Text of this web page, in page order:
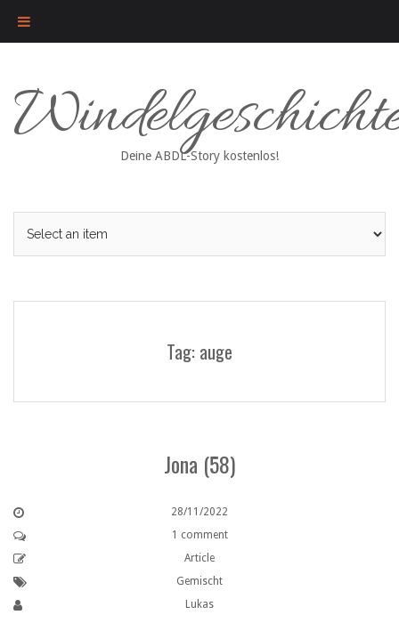
content
Deine ABDL-Story kostenlos!
Tag: auge
Jona (58)
28/11/2022
1 comment
Article
Gemischt
Lukas